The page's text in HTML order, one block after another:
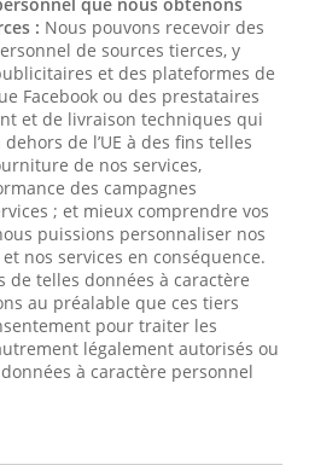
: Nous pouvons recevoir des
de sources tierces, y
et des plateformes de
Facebook ou des prestataires
et de livraison techniques qui
de l’UE à des fins telles
de nos services,
des campagnes
; et mieux comprendre vos
puissions personnaliser nos
nos services en conséquence.
de telles données à caractère
au préalable que ces tiers
pour traiter les
légalement autorisés ou
à caractère personnel